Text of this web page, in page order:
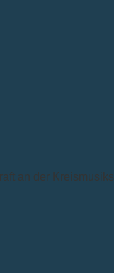
an der